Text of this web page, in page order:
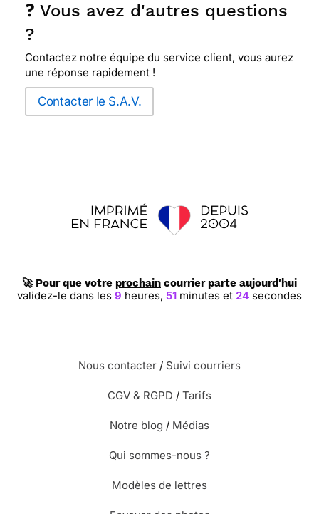
❓ Vous avez d'autres questions
?
Contactez notre équipe du service client, vous aurez
une réponse rapidement !
Contacter le S.A.V.
🚀 Pour que votre prochain courrier parte aujourd'hui
validez-le dans les 9 heures, 51 minutes et 23 secondes
Nous contacter / Suivi courriers
CGV & RGPD / Tarifs
Notre blog / Médias
Qui sommes-nous ?
Modèles de lettres